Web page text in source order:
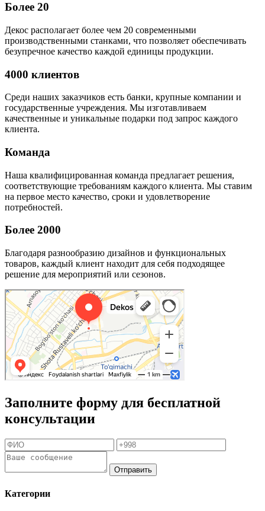
Более 20
Декос располагает более чем 20 современными
производственными станками, что позволяет обеспечивать
безупречное качество каждой единицы продукции.
4000 клиентов
Среди наших заказчиков есть банки, крупные компании и
государственные учреждения. Мы изготавливаем
качественные и уникальные подарки под запрос каждого
клиента.
Команда
Наша квалифицированная команда предлагает решения,
соответствующие требованиям каждого клиента. Мы ставим
на первое место качество, сроки и удовлетворение
потребностей.
Более 2000
Благодаря разнообразию дизайнов и функциональных
товаров, каждый клиент находит для себя подходящее
решение для мероприятий или сезонов.
Заполните форму для бесплатной
консультации
Отправить
Категории